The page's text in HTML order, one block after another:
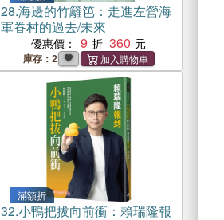
28.海邊的竹籬笆：走進左營海
軍眷村的過去/未來
優惠價： 9 360
庫存：2
滿額折
32.小鴨把拔向前衝：賴瑞隆報